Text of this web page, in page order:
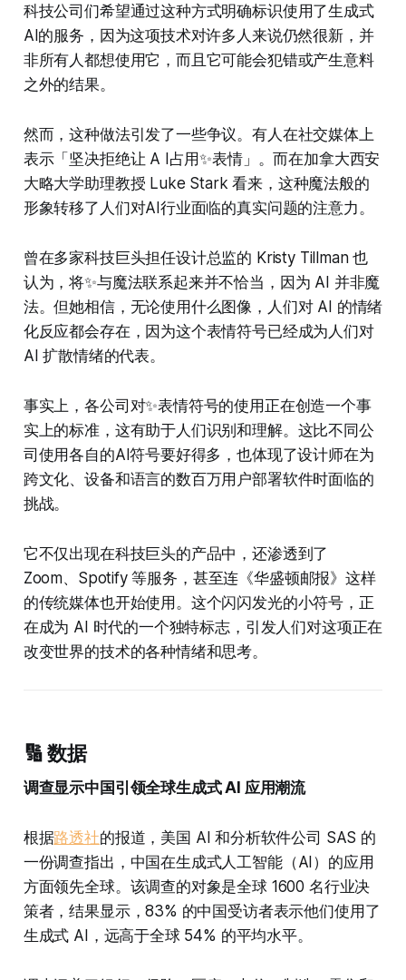
科技公司们希望通过这种方式明确标识使用了生成式
AI的服务，因为这项技术对许多人来说仍然很新，并
非所有人都想使用它，而且它可能会犯错或产生意料
之外的结果。
然而，这种做法引发了一些争议。有人在社交媒体上
表示「坚决拒绝让 A I占用✨表情」。而在加拿大西安
大略大学助理教授 Luke Stark 看来，这种魔法般的
形象转移了人们对AI行业面临的真实问题的注意力。
曾在多家科技巨头担任设计总监的 Kristy Tillman 也
认为，将✨与魔法联系起来并不恰当，因为 AI 并非魔
法。但她相信，无论使用什么图像，人们对 AI 的情绪
化反应都会存在，因为这个表情符号已经成为人们对
AI 扩散情绪的代表。
事实上，各公司对✨表情符号的使用正在创造一个事
实上的标准，这有助于人们识别和理解。这比不同公
司使用各自的AI符号要好得多，也体现了设计师在为
跨文化、设备和语言的数百万用户部署软件时面临的
挑战。
它不仅出现在科技巨头的产品中，还渗透到了
Zoom、Spotify 等服务，甚至连《华盛顿邮报》这样
的传统媒体也开始使用。这个闪闪发光的小符号，正
在成为 AI 时代的一个独特标志，引发人们对这项正在
改变世界的技术的各种情绪和思考。
🔢 数据
调查显示中国引领全球生成式 AI 应用潮流
根据路透社的报道，美国 AI 和分析软件公司 SAS 的
一份调查指出，中国在生成式人工智能（AI）的应用
方面领先全球。该调查的对象是全球 1600 名行业决
策者，结果显示，83% 的中国受访者表示他们使用了
生成式 AI，远高于全球 54% 的平均水平。